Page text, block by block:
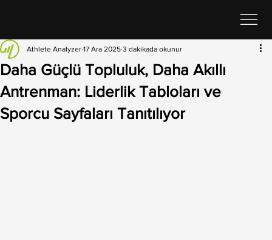
Daha Güçlü Topluluk, Daha Akıllı
Antrenman: Liderlik Tabloları ve
Sporcu Sayfaları Tanıtılıyor
Athlete Analyzer 17 Ara 2025 3 dakikada okunur